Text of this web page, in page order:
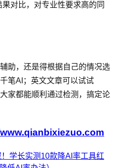
对比，对专业性要求高的同
助，还是得根据自己的情况选
笔AI；英文文章可以试试
家都能顺利通过检测，搞定论
学长实测10款降AI率工具红